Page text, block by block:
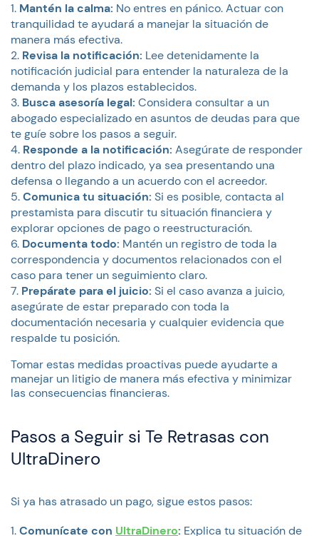
Mantén la calma: No entres en pánico. Actuar con
tranquilidad te ayudará a manejar la situación de
manera más efectiva.
Revisa la notificación: Lee detenidamente la
notificación judicial para entender la naturaleza de la
demanda y los plazos establecidos.
Busca asesoría legal: Considera consultar a un
abogado especializado en asuntos de deudas para que
te guíe sobre los pasos a seguir.
Responde a la notificación: Asegúrate de responder
dentro del plazo indicado, ya sea presentando una
defensa o llegando a un acuerdo con el acreedor.
Comunica tu situación: Si es posible, contacta al
prestamista para discutir tu situación financiera y
explorar opciones de pago o reestructuración.
Documenta todo: Mantén un registro de toda la
correspondencia y documentos relacionados con el
caso para tener un seguimiento claro.
Prepárate para el juicio: Si el caso avanza a juicio,
asegúrate de estar preparado con toda la
documentación necesaria y cualquier evidencia que
respalde tu posición.
Tomar estas medidas proactivas puede ayudarte a
manejar un litigio de manera más efectiva y minimizar
las consecuencias financieras.
Pasos a Seguir si Te Retrasas con
UltraDinero
Si ya has atrasado un pago, sigue estos pasos:
Comunícate con UltraDinero: Explica tu situación de